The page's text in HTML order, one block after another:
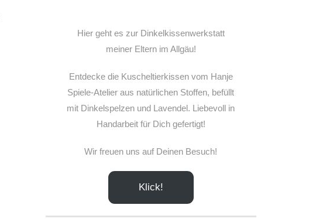
Hier geht es zur Dinkelkissenwerkstatt
meiner Eltern im Allgäu!
Entdecke die Kuscheltierkissen vom Hanje
Spiele-Atelier aus natürlichen Stoffen, befüllt
mit Dinkelspelzen und Lavendel. Liebevoll in
Handarbeit für Dich gefertigt!
Wir freuen uns auf Deinen Besuch!
Klick!